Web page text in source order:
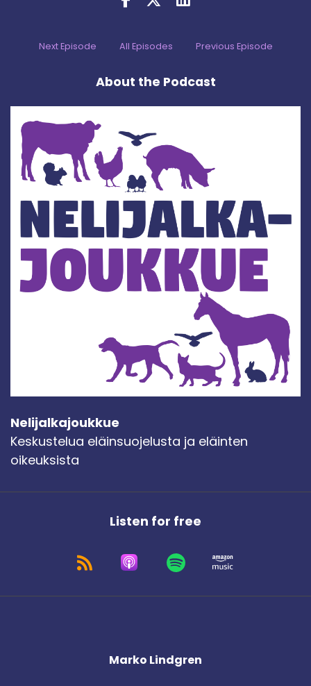
Next Episode All Episodes Previous Episode
About the Podcast
Nelijalkajoukkue
Keskustelua eläinsuojelusta ja eläinten
oikeuksista
Listen for free
Marko Lindgren